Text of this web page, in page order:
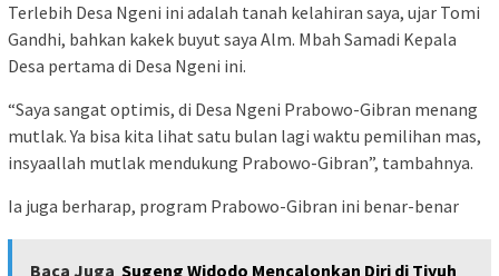
Terlebih Desa Ngeni ini adalah tanah kelahiran saya, ujar Tomi
Gandhi, bahkan kakek buyut saya Alm. Mbah Samadi Kepala
Desa pertama di Desa Ngeni ini.
“Saya sangat optimis, di Desa Ngeni Prabowo-Gibran menang
mutlak. Ya bisa kita lihat satu bulan lagi waktu pemilihan mas,
insyaallah mutlak mendukung Prabowo-Gibran”, tambahnya.
Ia juga berharap, program Prabowo-Gibran ini benar-benar
Baca Juga Sugeng Widodo Mencalonkan Diri di Tiyuh